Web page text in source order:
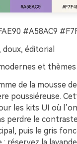
#A58AC9
doux, éditorial
et
de la mousse
poussiéreuse.
les kits UI où
perdre le
puis le gris